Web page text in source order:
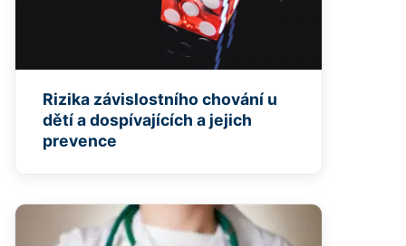
Rizika závislostního chování u
dětí a dospívajících a jejich
prevence